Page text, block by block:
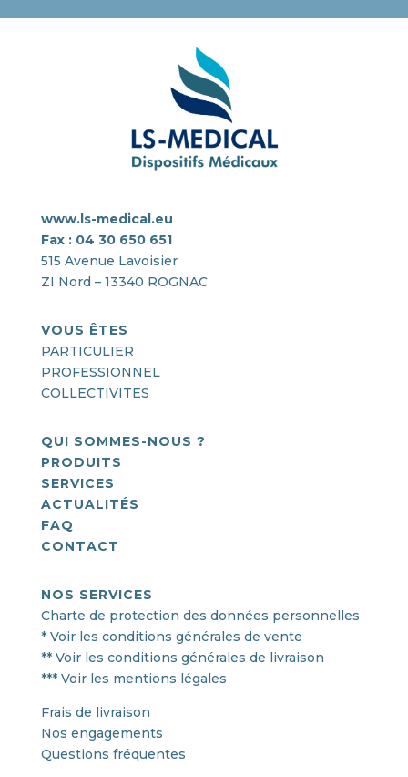
www.ls-medical.eu
Fax : 04 30 650 651
515 Avenue Lavoisier
ZI Nord – 13340 ROGNAC
VOUS ÊTES
PARTICULIER
PROFESSIONNEL
COLLECTIVITES
QUI SOMMES-NOUS ?
PRODUITS
SERVICES
ACTUALITÉS
FAQ
CONTACT
NOS SERVICES
Charte de protection des données personnelles
* Voir les conditions générales de vente
** Voir les conditions générales de livraison
*** Voir les mentions légales
Frais de livraison
Nos engagements
Questions fréquentes